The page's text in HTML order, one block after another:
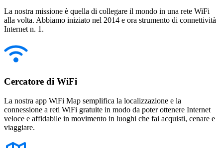
La nostra missione è quella di collegare il mondo in una rete WiFi
alla volta. Abbiamo iniziato nel 2014 e ora strumento di connettività
Internet n. 1.
Cercatore di WiFi
La nostra app WiFi Map semplifica la localizzazione e la
connessione a reti WiFi gratuite in modo da poter ottenere Internet
veloce e affidabile in movimento in luoghi che fai acquisti, cenare e
viaggiare.